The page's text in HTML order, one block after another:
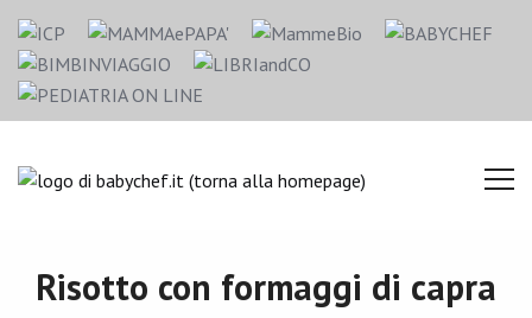
Risotto con formaggi di capra